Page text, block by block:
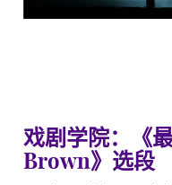
戏剧学院：《
Brown》选段